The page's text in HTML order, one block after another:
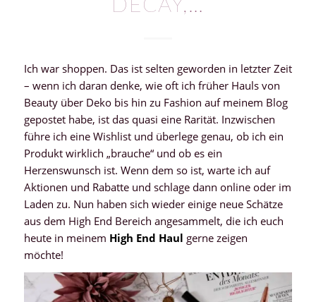
DECAY,…
Ich war shoppen. Das ist selten geworden in letzter Zeit
– wenn ich daran denke, wie oft ich früher Hauls von
Beauty über Deko bis hin zu Fashion auf meinem Blog
gepostet habe, ist das quasi eine Rarität. Inzwischen
führe ich eine Wishlist und überlege genau, ob ich ein
Produkt wirklich „brauche“ und ob es ein
Herzenswunsch ist. Wenn dem so ist, warte ich auf
Aktionen und Rabatte und schlage dann online oder im
Laden zu. Nun haben sich wieder einige neue Schätze
aus dem High End Bereich angesammelt, die ich euch
heute in meinem High End Haul gerne zeigen
möchte!